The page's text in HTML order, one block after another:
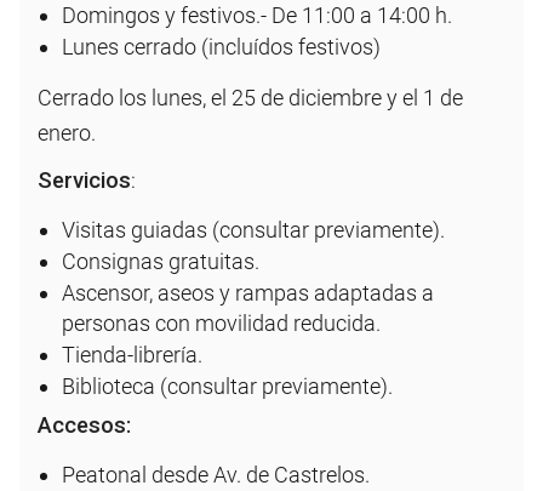
Domingos y festivos.- De 11:00 a 14:00 h.
Lunes cerrado (incluídos festivos)
Cerrado los lunes, el 25 de diciembre y el 1 de
enero.
Servicios:
Visitas guiadas (consultar previamente).
Consignas gratuitas.
Ascensor, aseos y rampas adaptadas a
personas con movilidad reducida.
Tienda-librería.
Biblioteca (consultar previamente).
Accesos:
Peatonal desde Av. de Castrelos.